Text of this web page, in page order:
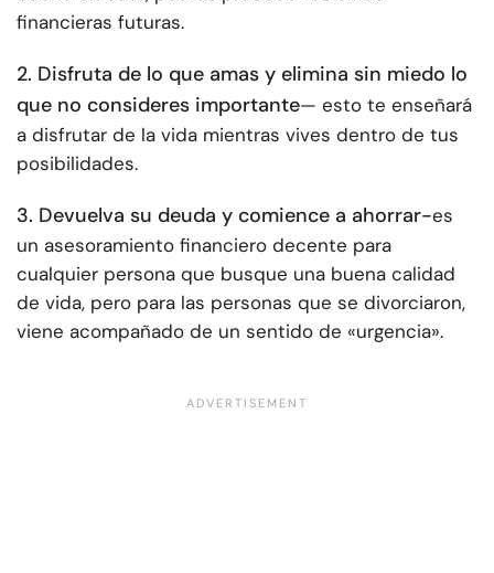
financieras futuras.
2. Disfruta de lo que amas y elimina sin miedo lo
que no consideres importante— esto te enseñará
a disfrutar de la vida mientras vives dentro de tus
posibilidades.
3. Devuelva su deuda y comience a ahorrar-es
un asesoramiento financiero decente para
cualquier persona que busque una buena calidad
de vida, pero para las personas que se divorciaron,
viene acompañado de un sentido de «urgencia».